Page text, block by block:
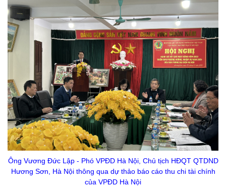
Ông Vương Đức Lập - Phó VPĐD Hà Nội, Chủ tịch HĐQT QTDND
Hương Sơn, Hà Nội thông qua dự thảo báo cáo thu chi tài chính
của VPĐD Hà Nội